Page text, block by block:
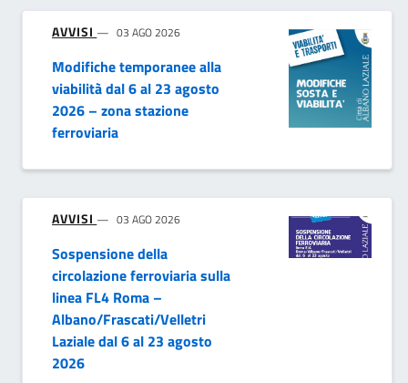
AVVISI 03 AGO 2026
Modifiche temporanee alla
viabilità dal 6 al 23 agosto
2026 – zona stazione
ferroviaria
AVVISI 03 AGO 2026
Sospensione della
circolazione ferroviaria sulla
linea FL4 Roma –
Albano/Frascati/Velletri
Laziale dal 6 al 23 agosto
2026